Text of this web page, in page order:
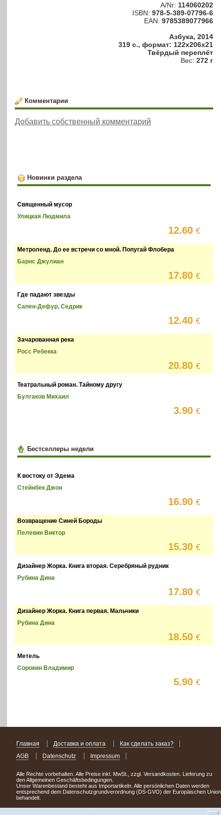
A/Nr: 114060202
ISBN: 978-5-389-07796-6
EAN: 9785389077966
Азбука, 2014
319 с., формат: 122x206x21
Твёрдый переплёт
Вес: 272 г
Комментарии
Добавить собственный комментарий
Новинки раздела
Священный мусор
Улицкая Людмила
12.60€
Метроленд. До ее встречи со мной. Попугай Флобера
Барнс Джулиан
17.80€
Где падают звезды
Сапен-Дефур, Седрик
12.40€
Зачарованная река
Росс Ребекка
20.80€
Театральный роман. Тайному другу
Булгаков Михаил
3.90€
Бестселлеры недели
К востоку от Эдема
Стейнбек Джон
16.90€
Возвращение Синей Бороды
Пелевин Виктор
15.30€
Дизайнер Жорка. Книга вторая. Серебряный рудник
Рубина Дина
17.80€
Дизайнер Жорка. Книга первая. Мальчики
Рубина Дина
18.50€
Метель
Сорокин Владимир
5.90€
Главная Доставка и оплата
Как сделать заказ?
AGB
Datenschutz Impressum
Alle Rechte vorbehalten. Alle Preise inkl. MwSt., zzgl. Versandkosten. Lieferung zu
den Allgemeinen Geschäftsbedingungen.
Unser Warenbestand besteht aus Importartikeln. Alle persönlichen Daten werden
entsprechend dem Datenschutzgrundverordnung (DS-GVO) der Europäischen Union
behandelt.
Сделав заказ сегодня, уже через день или два Вы можете стать обладателем